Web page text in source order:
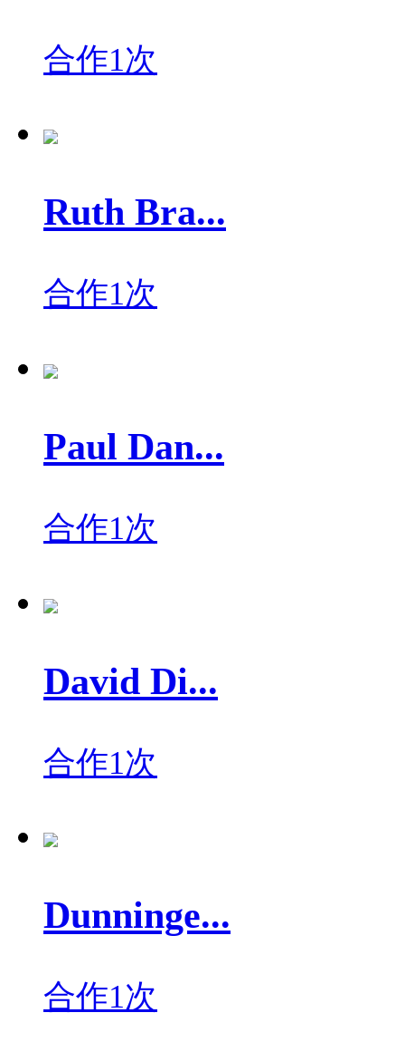
合作1次
Ruth Bra...
合作1次
Paul Dan...
合作1次
David Di...
合作1次
Dunninge...
合作1次